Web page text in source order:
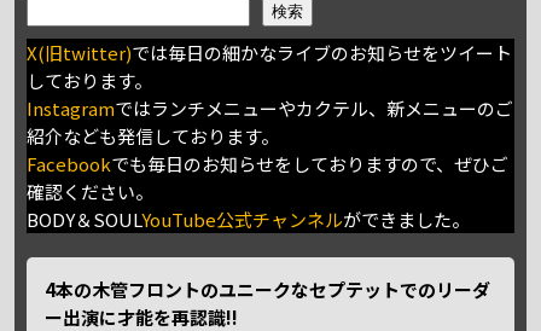
検索
X(旧twitter)では毎日の細かなライブのお知らせをツイート
しております。
Instagramではランチメニューやカクテル、新メニューのご
紹介なども発信しております。
Facebookでも毎日のお知らせをしておりますので、ぜひご
確認ください。
BODY＆SOULYouTube公式チャンネルができました。
4本の木管フロントのユニークなセプテットでのリーダ
ー出演に才能を再認識!!